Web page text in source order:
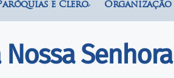
e Clero